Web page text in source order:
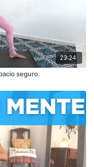
23:24
seguro.